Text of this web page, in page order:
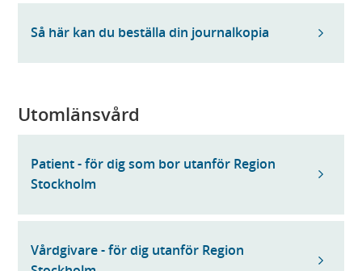
Så här kan du beställa din journalkopia
Utomlänsvård
Patient - för dig som bor utanför Region
Stockholm
Vårdgivare - för dig utanför Region